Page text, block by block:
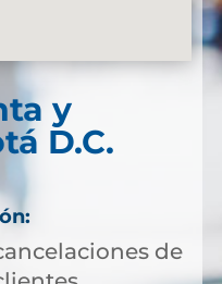
y
D.C.
de